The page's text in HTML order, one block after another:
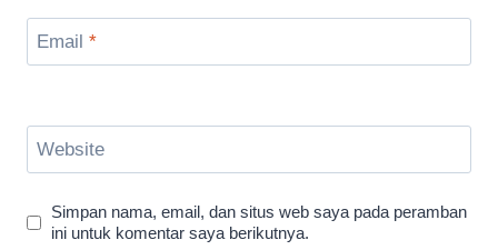
Email *
Website
Simpan nama, email, dan situs web saya pada peramban
ini untuk komentar saya berikutnya.